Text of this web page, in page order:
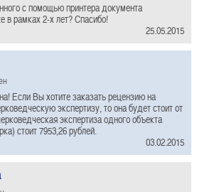
с помощью принтера документа
в рамках 2-х лет? Спасибо!
25.05.2015
Если Вы хотите заказать рецензию на
экспертизу, то она будет стоит от
экспертиза одного объекта
стоит 7953,26 рублей.
03.02.2015